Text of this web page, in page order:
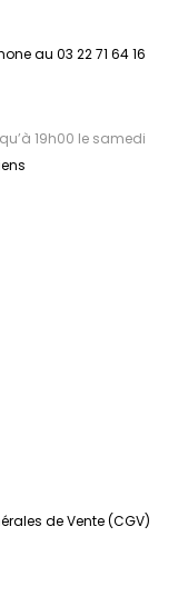
au 03 22 71 64 16
19h00 le samedi
de Vente (CGV)